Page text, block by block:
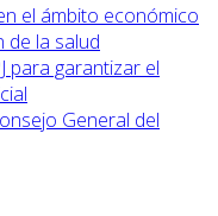
el ámbito económico
de la salud
para garantizar el
General del